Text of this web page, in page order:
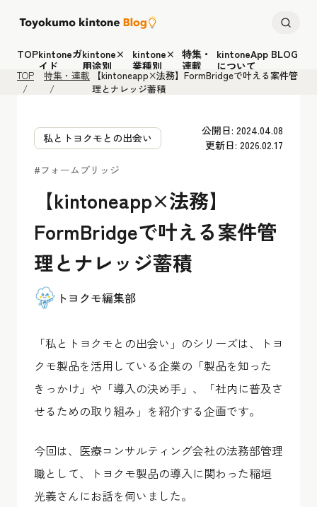
TOPkintoneガ
イド
kintone×
用途別
kintone×
業種別
特集・
連載
kintoneApp BLOG
について
TOP 特集・連載
【kintoneapp×法務】FormBridgeで叶える案件管
理とナレッジ蓄積
私とトヨクモとの出会い
公開日: 2024.04.08
更新日: 2026.02.17
#フォームブリッジ
【kintoneapp×法務】
FormBridgeで叶える案件管
理とナレッジ蓄積
トヨクモ編集部
「私とトヨクモとの出会い」のシリーズは、トヨ
クモ製品を活用している企業の「製品を知った
きっかけ」や「導入の決め手」、「社内に普及さ
せるための取り組み」を紹介する企画です。
今回は、医療コンサルティング会社の法務部管理
職として、トヨクモ製品の導入に関わった稲垣
光義さんにお話を伺いました。